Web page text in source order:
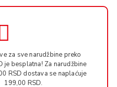
za sve narudžbine preko
je besplatna! Za narudžbine
RSD dostava se naplaćuje
199,00 RSD.